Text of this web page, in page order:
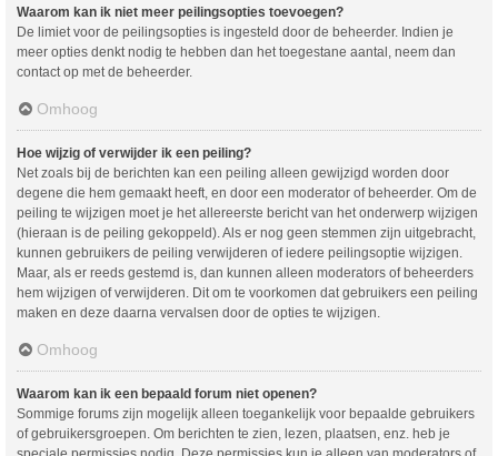
Waarom kan ik niet meer peilingsopties toevoegen?
De limiet voor de peilingsopties is ingesteld door de beheerder. Indien je
meer opties denkt nodig te hebben dan het toegestane aantal, neem dan
contact op met de beheerder.
Omhoog
Hoe wijzig of verwijder ik een peiling?
Net zoals bij de berichten kan een peiling alleen gewijzigd worden door
degene die hem gemaakt heeft, en door een moderator of beheerder. Om de
peiling te wijzigen moet je het allereerste bericht van het onderwerp wijzigen
(hieraan is de peiling gekoppeld). Als er nog geen stemmen zijn uitgebracht,
kunnen gebruikers de peiling verwijderen of iedere peilingsoptie wijzigen.
Maar, als er reeds gestemd is, dan kunnen alleen moderators of beheerders
hem wijzigen of verwijderen. Dit om te voorkomen dat gebruikers een peiling
maken en deze daarna vervalsen door de opties te wijzigen.
Omhoog
Waarom kan ik een bepaald forum niet openen?
Sommige forums zijn mogelijk alleen toegankelijk voor bepaalde gebruikers
of gebruikersgroepen. Om berichten te zien, lezen, plaatsen, enz. heb je